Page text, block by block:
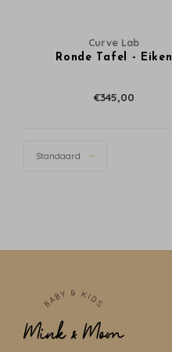
Curve Lab
Ronde Tafel - Eiken
€345,00
Standaard